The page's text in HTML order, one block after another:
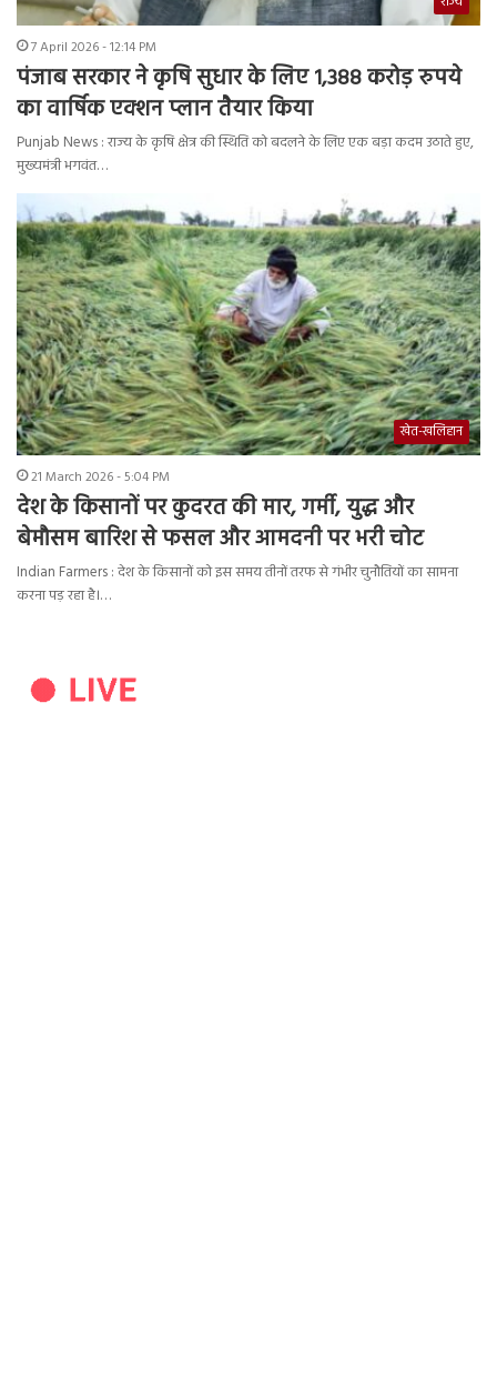
7 April 2026 - 12:14 PM
पंजाब सरकार ने कृषि सुधार के लिए 1,388 करोड़ रुपये
का वार्षिक एक्शन प्लान तैयार किया
Punjab News : राज्य के कृषि क्षेत्र की स्थिति को बदलने के लिए एक बड़ा कदम उठाते हुए,
मुख्यमंत्री भगवंत…
खेत-खलिहान
21 March 2026 - 5:04 PM
देश के किसानों पर कुदरत की मार, गर्मी, युद्ध और
बेमौसम बारिश से फसल और आमदनी पर भरी चोट
Indian Farmers : देश के किसानों को इस समय तीनों तरफ से गंभीर चुनौतियों का सामना
करना पड़ रहा है।…